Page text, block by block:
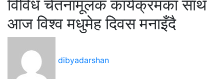
विविध चेतनामूलक कार्यक्रमका साथ
आज विश्व मधुमेह दिवस मनाइँदै
dibyadarshan